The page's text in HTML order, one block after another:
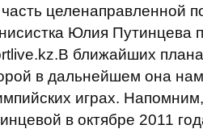
целенаправленной
Юлия Путинцева
ближайших
в дальнейшем она
играх.
в октябре 2011